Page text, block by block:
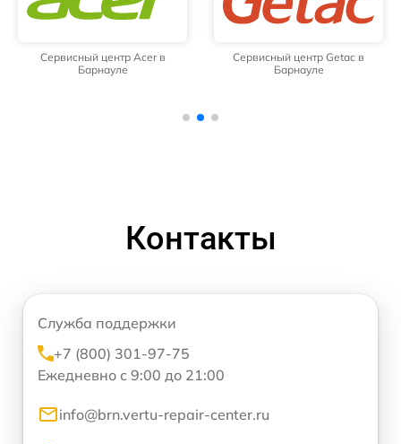
Сервисный центр Acer в
Барнауле
Сервисный центр Getac в
Барнауле
Контакты
Служба поддержки
+7 (800) 301-97-75
Ежедневно с 9:00 до 21:00
info@brn.vertu-repair-center.ru